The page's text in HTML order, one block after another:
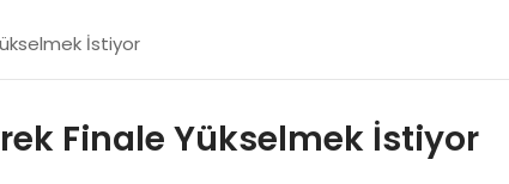
İstiyor
Finale Yükselmek İstiyor